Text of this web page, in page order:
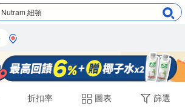
折扣率 圖表 篩選